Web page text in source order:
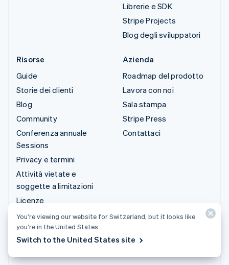
Librerie e SDK
Stripe Projects
Blog degli sviluppatori
Risorse
Guide
Storie dei clienti
Blog
Community
Conferenza annuale
Sessions
Privacy e termini
Attività vietate e
soggette a limitazioni
Licenze
Mappa del sito
Impostazioni per i cookie
Altre risorse
Azienda
Roadmap del prodotto
Lavora con noi
Sala stampa
Stripe Press
Contattaci
You’re viewing our website for Switzerland, but it looks like
you’re in the United States.
Switch to the United States site